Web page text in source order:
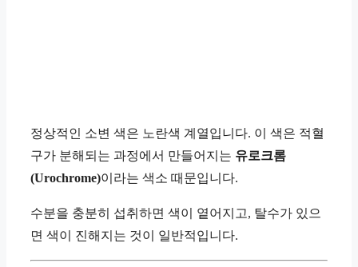
정상적인 소변 색은 노란색 계열입니다. 이 색은 적혈
구가 분해되는 과정에서 만들어지는 유로크롬
(Urochrome)이라는 색소 때문입니다.
수분을 충분히 섭취하면 색이 옅어지고, 탈수가 있으
면 색이 진해지는 것이 일반적입니다.